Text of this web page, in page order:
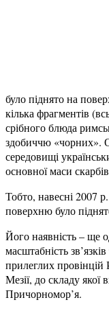
було піднято на
кілька фрагментів
срібного блюда
здобиччю «чорних».
середовищі
основної маси
Тобто, навесні 2007
поверхню було
Його наявність – ще
масштабність
прилеглих провінцій
Мезії, до складу якої
Причорномор’я.